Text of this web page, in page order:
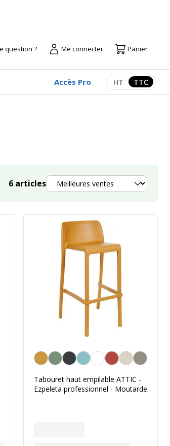
question ? Me connecter Panier
Accès Pro Afficher les
HT TTC
6 articlesTrier
Moutarde
Tabouret haut empilable ATTIC -
Ezpeleta professionnel - Moutarde